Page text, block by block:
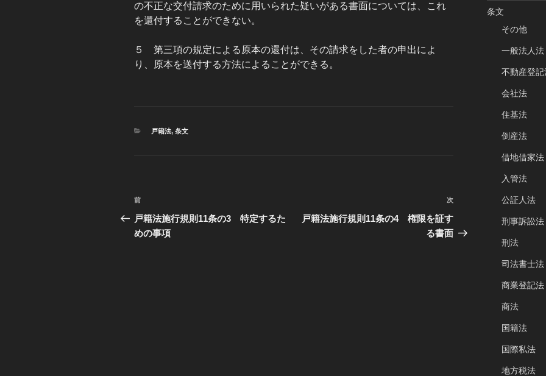
の不正な交付請求のために用いられた疑いがある書面については、これ
を還付することができない。
５ 第三項の規定による原本の還付は、その請求をした者の申出によ
り、原本を送付する方法によることができる。
カ
戸籍法, 条文
投
稿
ナ
過
去
の
前
戸籍法施行規則11条の3 特定するた
めの事項
投
次
戸籍法施行規則11条の4 権限を証す
る書面
条文
その他
一般法人法
不動産登記
会社法
住基法
倒産法
借地借家法
入管法
公証人法
刑事訴訟法
刑法
司法書士法
商業登記法
商法
国籍法
国際私法
地方税法